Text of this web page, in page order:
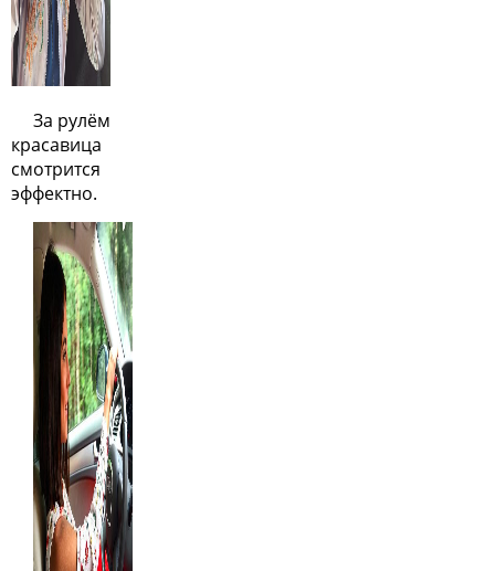
За рулём
красавица
смотрится
эффектно.